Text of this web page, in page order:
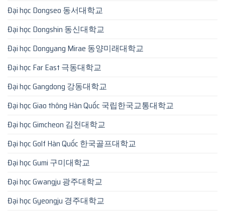
Đại học Dongseo 동서대학교
Đại học Dongshin 동신대학교
Đại học Dongyang Mirae 동양미래대학교
Đại học Far East 극동대학교
Đại học Gangdong 강동대학교
Đại học Giao thông Hàn Quốc 국립한국교통대학교
Đại học Gimcheon 김천대학교
Đại học Golf Hàn Quốc 한국골프대학교
Đại học Gumi 구미대학교
Đại học Gwangju 광주대학교
Đại học Gyeongju 경주대학교